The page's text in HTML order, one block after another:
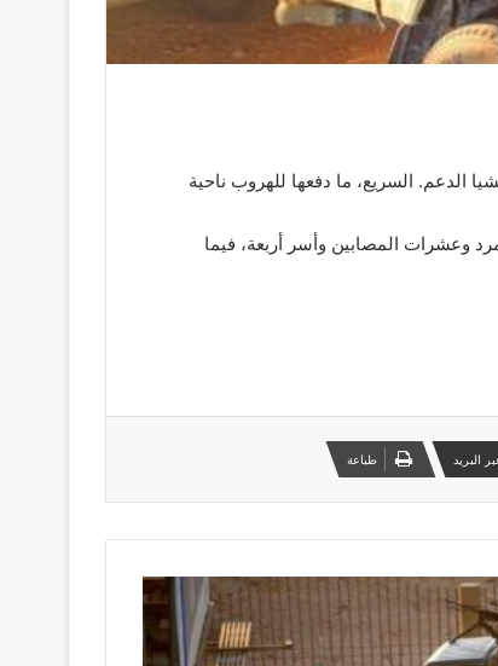
الدعم. السريع، ما دفعها للهروب ناحية
التمشيط 4 عربات للمليشيا 2 مدنية و2 قتالية وقت. ل أكثر من 23 من عناصر التمرد وعشرات المصابين وأسر أربعة، فيما
البريد طباعة